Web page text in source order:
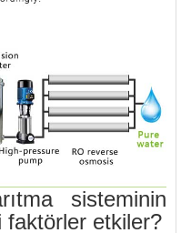
sisteminin
faktörler etkiler?